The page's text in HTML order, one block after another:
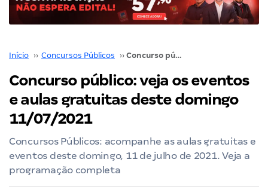
Início ›› Concursos Públicos ›› Concurso público: veja os eventos e aulas gratuitas deste domingo 11/07/2021
Concurso público: veja os eventos
e aulas gratuitas deste domingo
11/07/2021
Concursos Públicos: acompanhe as aulas gratuitas e
eventos deste domingo, 11 de julho de 2021. Veja a
programação completa